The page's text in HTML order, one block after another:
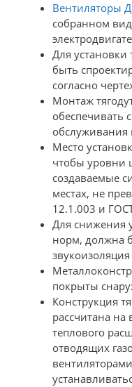
Вентиляторы
собранном
Для
быть
согласно
Монтаж
обеспечивать
обслуживания
Место
чтобы уровни
создаваемые
местах, не
12.1.003 и
Для снижения
норм, должна
покрыты
Конструкция
рассчитана на
теплового
отводящих